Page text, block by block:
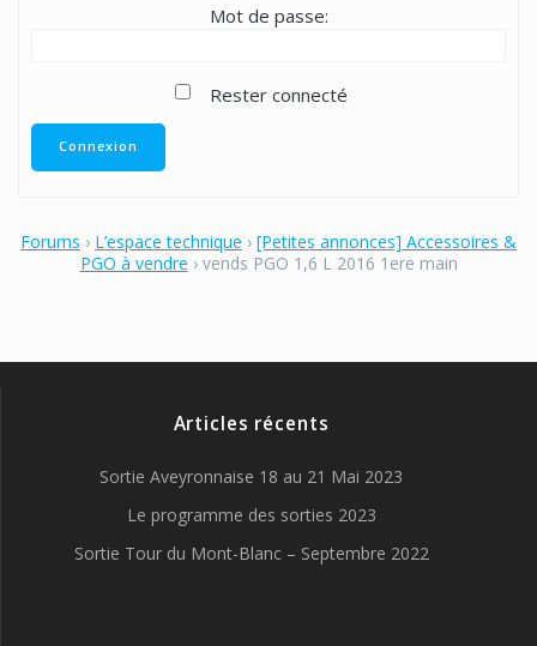
Mot de passe:
Rester connecté
Connexion
Forums › L’espace technique › [Petites annonces] Accessoires &
PGO à vendre › vends PGO 1,6 L 2016 1ere main
Articles récents
Sortie Aveyronnaise 18 au 21 Mai 2023
Le programme des sorties 2023
Sortie Tour du Mont-Blanc – Septembre 2022